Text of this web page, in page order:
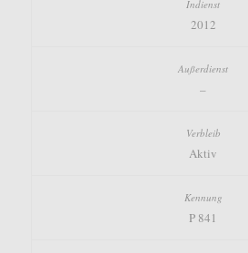
2012
–
Aktiv
P 841